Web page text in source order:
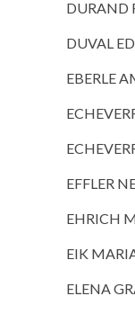
DURAND
DUVAL
EBERLE
EFFLER
EHRICH
EIK
ELENA